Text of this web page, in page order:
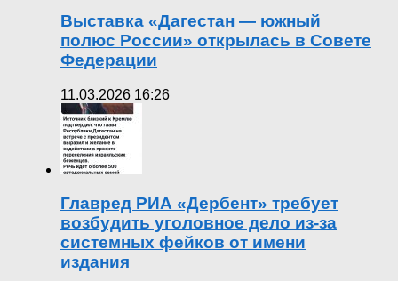
Выставка «Дагестан — южный
полюс России» открылась в Совете
Федерации
11.03.2026 16:26
Главред РИА «Дербент» требует
возбудить уголовное дело из-за
системных фейков от имени
издания